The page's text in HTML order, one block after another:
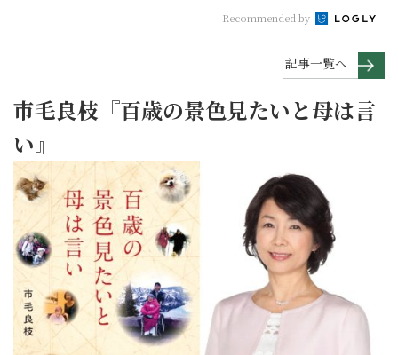
Recommended by
記事一覧へ
市毛良枝『百歳の景色見たいと母は言
い』